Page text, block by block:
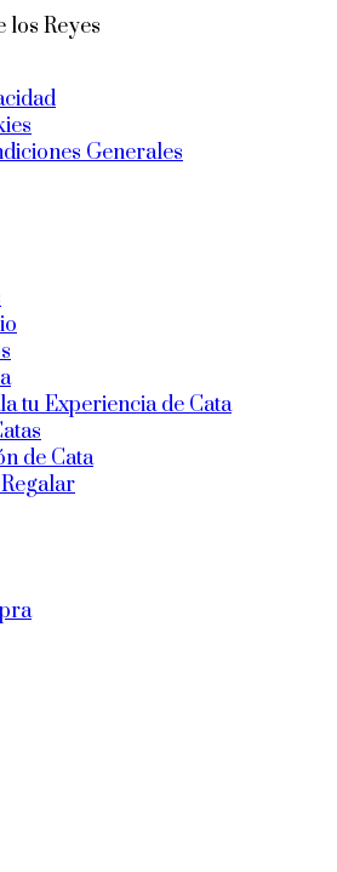
los Reyes
Generales
tu Experiencia de Cata
de Cata